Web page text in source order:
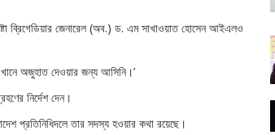
ব্রিগেডিয়ার জেনারেল (অব.) ড. এম সাখাওয়াত হোসেন আইএলও
অজুহাত দেওয়ার জন্য আসিনি।’
নির্দেশ দেন।
প্রতিনিধিদলে তার সদস্য হওয়ার কথা রয়েছে।